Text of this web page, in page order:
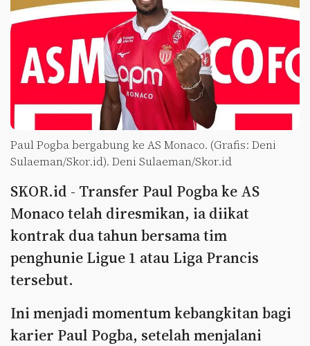
Paul Pogba bergabung ke AS Monaco. (Grafis: Deni
Sulaeman/Skor.id). Deni Sulaeman/Skor.id
SKOR.id - Transfer Paul Pogba ke AS
Monaco telah diresmikan, ia diikat
kontrak dua tahun bersama tim
penghunie Ligue 1 atau Liga Prancis
tersebut.
Ini menjadi momentum kebangkitan bagi
karier Paul Pogba, setelah menjalani